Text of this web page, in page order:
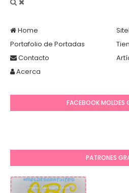
Home
Portafolio de Portadas
Contacto
Acerca
FACEBOOK MOLDES
PATRONES